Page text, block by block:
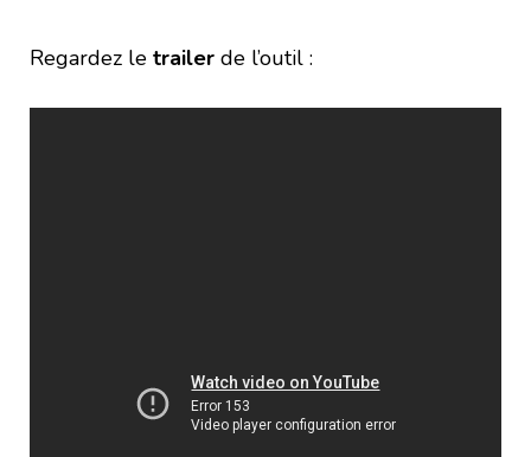
Regardez le trailer de l’outil :